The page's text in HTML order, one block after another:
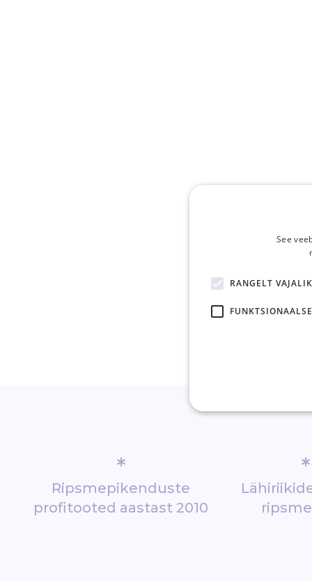
*
Ripsmepikenduste
profitooted aastast 2010
*
See
RANGELT